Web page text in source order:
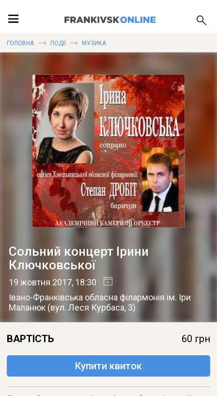
ПУБЛІКАЦІЇ
ГОЛОВНА ПОДІЇ МУЗИКА
Сольний концерт Ірини
Ключковської
19 жовтня 2017, 18:30
Івано-Франківська обласна філармонія ім. Іри
Маланюк (вул. Леся Курбаса, 3)
ВАРТІСТЬ 60 грн
Купити квиток